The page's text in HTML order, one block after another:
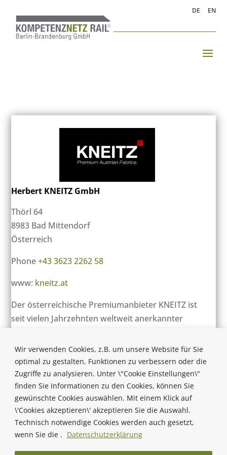
Wir verwenden Cookies, z.B. um unsere Website für Sie
optimal zu gestalten, Funktionen zu verbessern oder die
Zugriffe zu analysieren. Unter \"Cookie Einstellungen\"
finden Sie Informationen zu den Cookies, können Sie
gewünschte Cookies auswählen. Mit einem Klick auf
\'Cookies akzeptieren\' akzeptieren Sie die Auswahl.
Technisch notwendige Cookies werden auch gesetzt,
wenn Sie die . Datenschutzerklärung
DE EN
Herbert KNEITZ GmbH
Thörl 64
8983 Bad Mittendorf
Österreich
Phone+43 3623 2262 58
www: kneitz.at
Der österreichische Premiumanbieter KNEITZ ist
seit vielen Jahrzehnten weltweit anerkannter
verschiedensten Herstellungstechnologien für die
Transport- und Automobilbranche.